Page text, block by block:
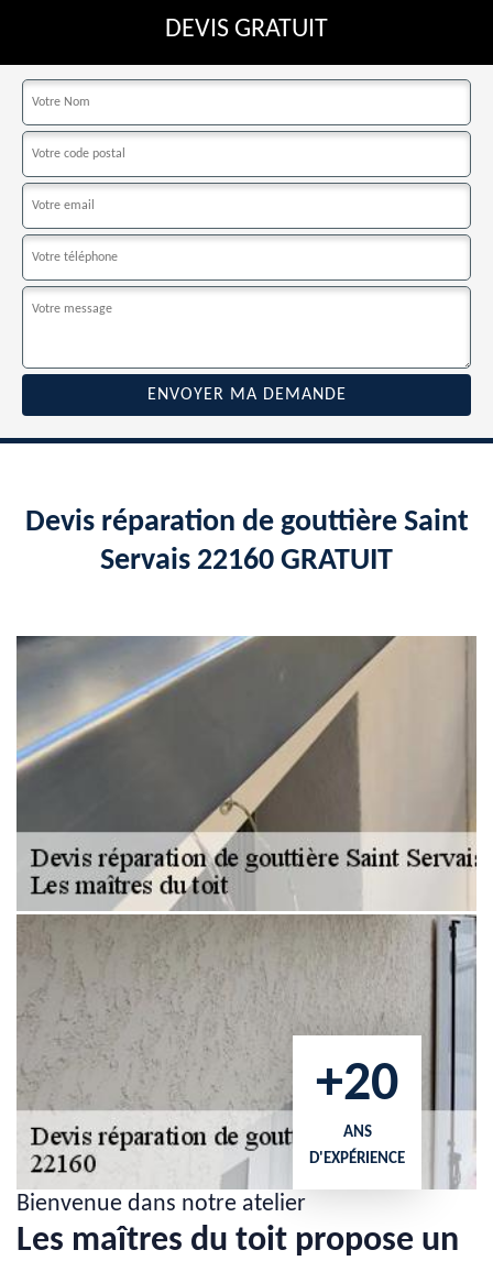
DEVIS GRATUIT
Devis réparation de gouttière Saint
Servais 22160 GRATUIT
+20
ANS
D'EXPÉRIENCE
Bienvenue dans notre atelier
Les maîtres du toit propose un